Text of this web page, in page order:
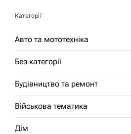
Категорії
Авто та мототехніка
Без категорії
Будівництво та ремонт
Військова тематика
Дім